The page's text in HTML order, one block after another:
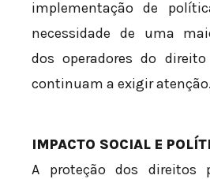
implementação de
necessidade de uma
dos operadores do
continuam a exigir atenção.
IMPACTO SOCIAL E
A proteção dos direitos